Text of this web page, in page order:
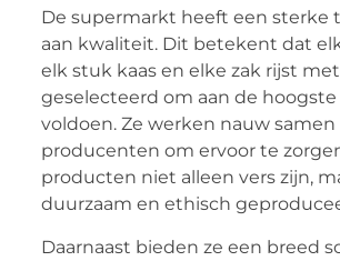
De supermarkt heeft een sterke
aan kwaliteit. Dit betekent dat
elk stuk kaas en elke zak rijst
geselecteerd om aan de
voldoen. Ze werken nauw
producenten om ervoor te
producten niet alleen vers zijn,
duurzaam en ethisch
Daarnaast bieden ze een breed